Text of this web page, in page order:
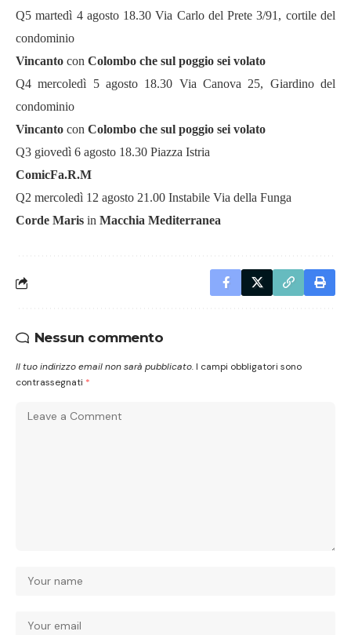
Q5 martedì 4 agosto 18.30 Via Carlo del Prete 3/91, cortile del
condominio
Vincanto con Colombo che sul poggio sei volato
Q4 mercoledì 5 agosto 18.30 Via Canova 25, Giardino del
condominio
Vincanto con Colombo che sul poggio sei volato
Q3 giovedì 6 agosto 18.30 Piazza Istria
ComicFa.R.M
Q2 mercoledì 12 agosto 21.00 Instabile Via della Funga
Corde Maris in Macchia Mediterranea
Nessun commento
Il tuo indirizzo email non sarà pubblicato. I campi obbligatori sono
contrassegnati *